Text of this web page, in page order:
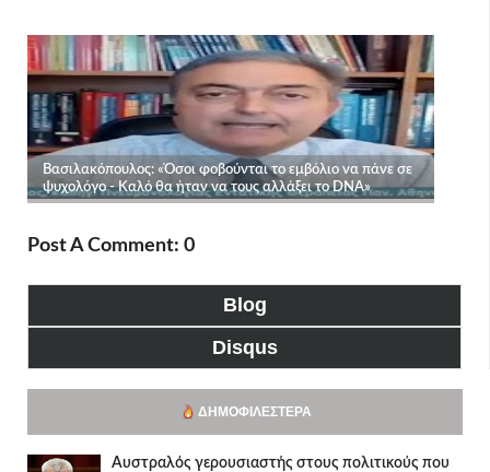
Post A Comment: 0
Blog
Disqus
ΔΗΜΟΦΙΛΈΣΤΕΡΑ
Αυστραλός γερουσιαστής στους πολιτικούς που